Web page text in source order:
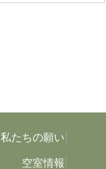
私たちの願い
空室情報